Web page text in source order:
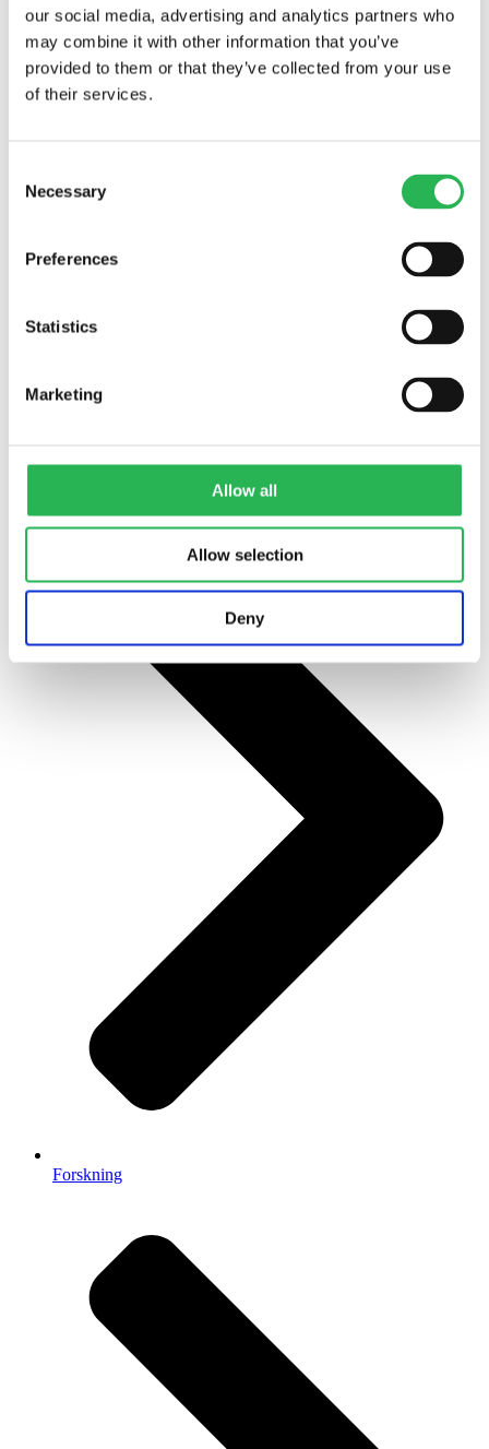
our social media, advertising and analytics partners who
may combine it with other information that you’ve
provided to them or that they’ve collected from your use
of their services.
Selection
Necessary
Preferences
Statistics
Marketing
Allow all
Allow selection
Deny
Alle projekter
Forskning